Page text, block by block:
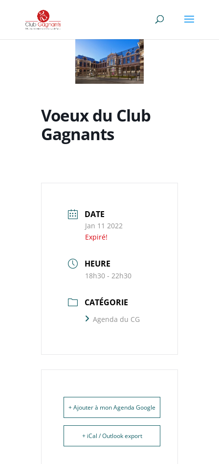
Voeux du Club
Gagnants
DATE
Jan 11 2022
Expiré!
HEURE
18h30 - 22h30
CATÉGORIE
Agenda du CG
+ Ajouter à mon Agenda Google
+ iCal / Outlook export